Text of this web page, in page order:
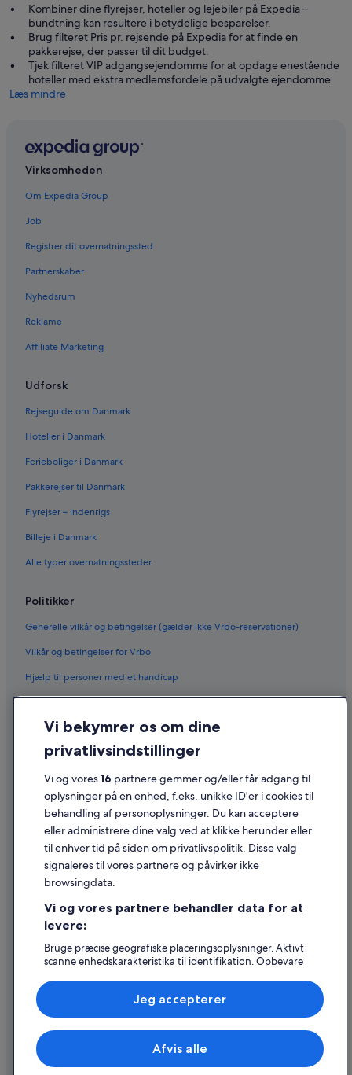
Kombiner dine flyrejser, hoteller og lejebiler på Expedia –
bundtning kan resultere i betydelige besparelser.
Brug filteret Pris pr. rejsende på Expedia for at finde en
pakkerejse, der passer til dit budget.
Tjek filteret VIP adgangsejendomme for at opdage enestående
hoteller med ekstra medlemsfordele på udvalgte ejendomme.
Læs mindre
Virksomheden
Om Expedia Group
Job
Registrer dit overnatningssted
Partnerskaber
Nyhedsrum
Reklame
Affiliate Marketing
Udforsk
Rejseguide om Danmark
Hoteller i Danmark
Ferieboliger i Danmark
Pakkerejser til Danmark
Flyrejser – indenrigs
Billeje i Danmark
Alle typer overnatningssteder
Politikker
Generelle vilkår og betingelser (gælder ikke Vrbo-reservationer)
Vilkår og betingelser for Vrbo
Hjælp til personer med et handicap
Cookies
Generelle vilkår for brug
Juridiske oplysninger/Kontakt os
Retningslinjer for indhold og indberetning af indhold
Hjælp
Kontakt os
Ændr eller afbestil din reservation
Forløb og behandlingstider for refusion
Book en flyrejse med et tilgodehavende fra et flyselskab
Internationale rejsedokumenter
Expedia, Inc. er ikke ansvarlig for indhold fra eksterne hjemmesider.
© 2026 Expedia, Inc. – en del af Expedia Group. Alle rettigheder
forbeholdes. Expedia og Expedias logo er varemærker eller registrerede
Vi bekymrer os om dine
privatlivsindstillinger
Vi og vores16 partnere gemmer og/eller får adgang til
oplysninger på en enhed, f.eks. unikke ID'er i cookies til
behandling af personoplysninger. Du kan acceptere
eller administrere dine valg ved at klikke herunder eller
til enhver tid på siden om privatlivspolitik. Disse valg
signaleres til vores partnere og påvirker ikke
browsingdata.
Vi og vores partnere behandler data for at
levere:
Bruge præcise geografiske placeringsoplysninger. Aktivt
scanne enhedskarakteristika til identifikation. Opbevare
annoncering og indhold, annoncerings- og
indholdsmåling, målgruppeundersøgelser og udvikling af
tjenester.
Liste over partnere (leverandører)
Afvis alle
Jeg accepterer